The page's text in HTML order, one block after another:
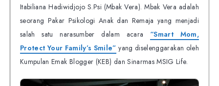
Itabiliana Hadiwidjojo S.Psi (Mbak Vera). Mbak Vera adalah
seorang Pakar Psikologi Anak dan Remaja yang menjadi
salah satu narasumber dalam acara “Smart Mom,
Protect Your Family’s Smile” yang diselenggarakan oleh
Kumpulan Emak Blogger (KEB) dan Sinarmas MSIG Life.